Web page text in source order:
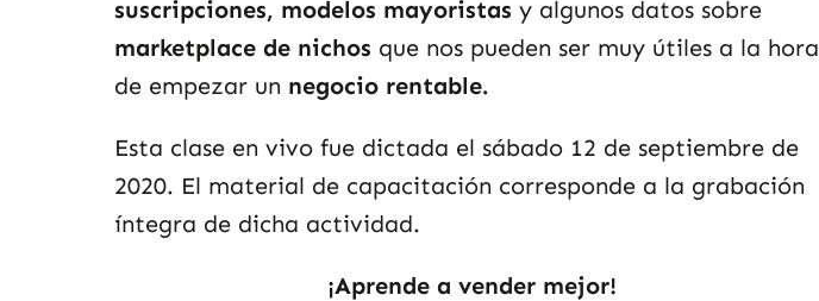
suscripciones, modelos mayoristas y algunos datos sobre
marketplace de nichos que nos pueden ser muy útiles a la hora
de empezar un negocio rentable.
Esta clase en vivo fue dictada el sábado 12 de septiembre de
2020. El material de capacitación corresponde a la grabación
íntegra de dicha actividad.
¡Aprende a vender mejor!